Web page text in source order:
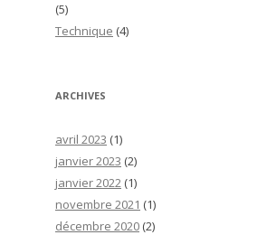
(5)
Technique (4)
ARCHIVES
avril 2023 (1)
janvier 2023 (2)
janvier 2022 (1)
novembre 2021 (1)
décembre 2020 (2)